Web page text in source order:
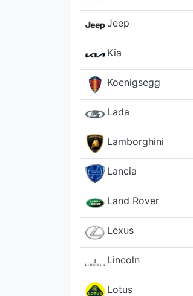
Jeep
Kia
Koenigsegg
Lada
Lamborghini
Lancia
Land Rover
Lexus
Lincoln
Lotus